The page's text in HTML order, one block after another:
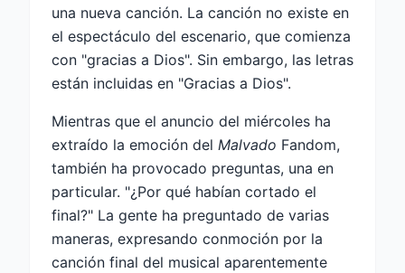
una nueva canción. La canción no existe en
el espectáculo del escenario, que comienza
con "gracias a Dios". Sin embargo, las letras
están incluidas en "Gracias a Dios".
Mientras que el anuncio del miércoles ha
extraído la emoción del Malvado Fandom,
también ha provocado preguntas, una en
particular. "¿Por qué habían cortado el
final?" La gente ha preguntado de varias
maneras, expresando conmoción por la
canción final del musical aparentemente